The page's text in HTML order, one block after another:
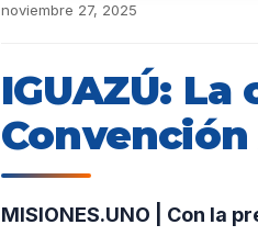
noviembre 27, 2025
IGUAZÚ: La
Convención
MISIONES.UNO | Con la